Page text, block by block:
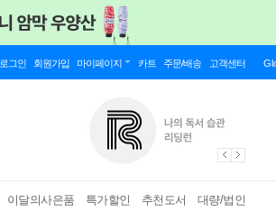
로그인 회원가입 마이페이지 카트 주문/배송 고객센터
이달의사은품 특가할인 추천도서 대량/법인